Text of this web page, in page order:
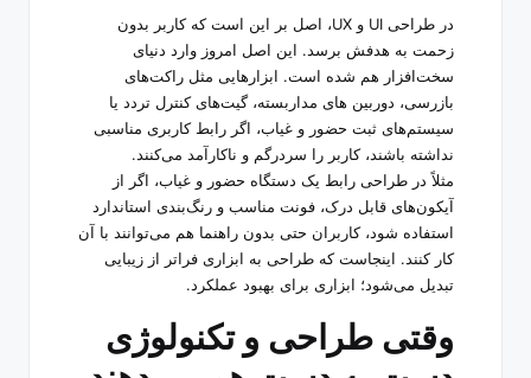
در طراحی UI و UX، اصل بر این است که کاربر بدون
زحمت به هدفش برسد. این اصل امروز وارد دنیای
سخت‌افزار هم شده است. ابزارهایی مثل راکت‌های
بازرسی، دوربین های مداربسته، گیت‌های کنترل تردد یا
سیستم‌های ثبت حضور و غیاب، اگر رابط کاربری مناسبی
نداشته باشند، کاربر را سردرگم و ناکارآمد می‌کنند.
مثلاً در طراحی رابط یک دستگاه حضور و غیاب، اگر از
آیکون‌های قابل درک، فونت مناسب و رنگ‌بندی استاندارد
استفاده شود، کاربران حتی بدون راهنما هم می‌توانند با آن
کار کنند. اینجاست که طراحی به ابزاری فراتر از زیبایی
تبدیل می‌شود؛ ابزاری برای بهبود عملکرد.
وقتی طراحی و تکنولوژی